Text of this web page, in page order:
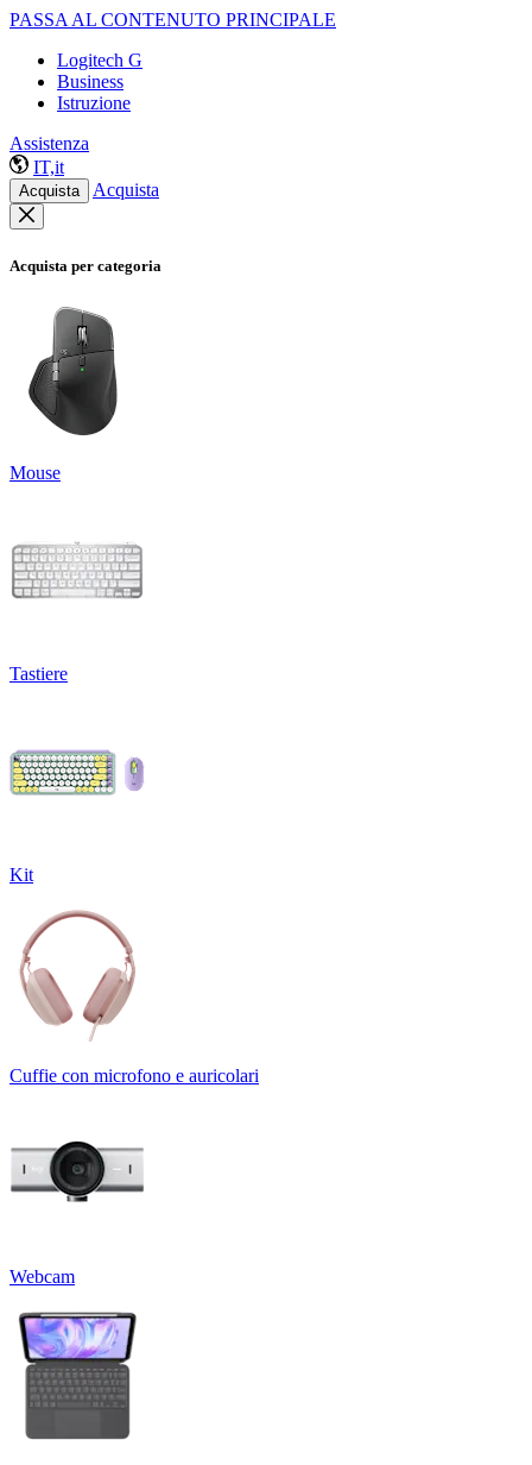
PASSA AL CONTENUTO PRINCIPALE
Logitech G
Business
Istruzione
Assistenza
IT,it
Acquista Acquista
Acquista per categoria
Mouse
Tastiere
Kit
Cuffie con microfono e auricolari
Webcam